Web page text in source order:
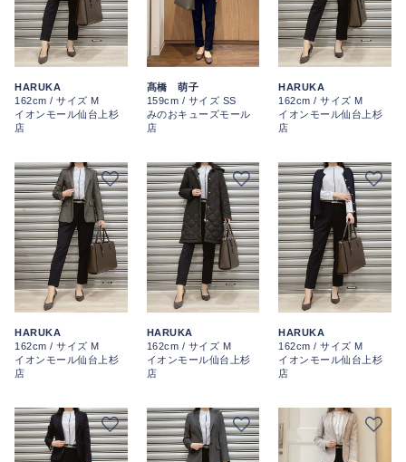
HARUKA
162cm / サイズ M
イオンモール仙台上杉
店
髙橋 萌子
159cm / サイズ SS
みのおキューズモール
店
HARUKA
162cm / サイズ M
イオンモール仙台上杉
店
HARUKA
162cm / サイズ M
イオンモール仙台上杉
店
HARUKA
162cm / サイズ M
イオンモール仙台上杉
店
HARUKA
162cm / サイズ M
イオンモール仙台上杉
店